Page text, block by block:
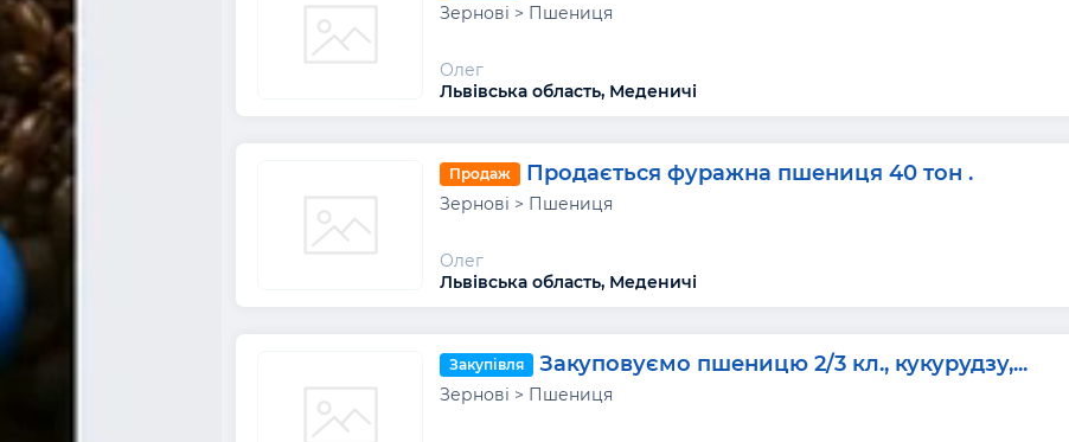
Зернові > Пшениця
Олег
Львівська область, Меденичі
Продаж Продається фуражна пшениця 40 тон .
Зернові > Пшениця
Олег
Львівська область, Меденичі
Закупівля Закуповуємо пшеницю 2/3 кл., кукурудзу,...
Зернові > Пшениця